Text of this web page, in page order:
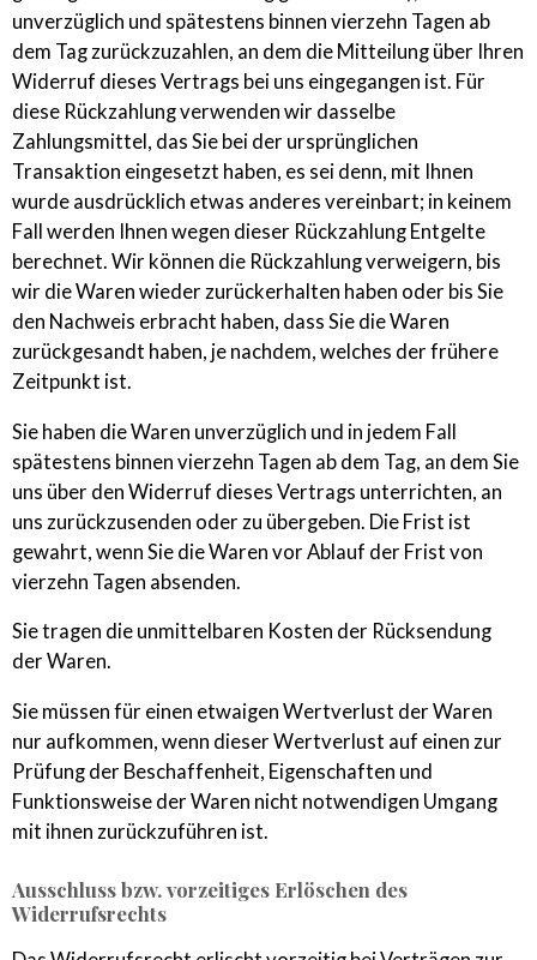
unverzüglich und spätestens binnen vierzehn Tagen ab
dem Tag zurückzuzahlen, an dem die Mitteilung über Ihren
Widerruf dieses Vertrags bei uns eingegangen ist. Für
diese Rückzahlung verwenden wir dasselbe
Zahlungsmittel, das Sie bei der ursprünglichen
Transaktion eingesetzt haben, es sei denn, mit Ihnen
wurde ausdrücklich etwas anderes vereinbart; in keinem
Fall werden Ihnen wegen dieser Rückzahlung Entgelte
berechnet. Wir können die Rückzahlung verweigern, bis
wir die Waren wieder zurückerhalten haben oder bis Sie
den Nachweis erbracht haben, dass Sie die Waren
zurückgesandt haben, je nachdem, welches der frühere
Zeitpunkt ist.
Sie haben die Waren unverzüglich und in jedem Fall
spätestens binnen vierzehn Tagen ab dem Tag, an dem Sie
uns über den Widerruf dieses Vertrags unterrichten, an
uns zurückzusenden oder zu übergeben. Die Frist ist
gewahrt, wenn Sie die Waren vor Ablauf der Frist von
vierzehn Tagen absenden.
Sie tragen die unmittelbaren Kosten der Rücksendung
der Waren.
Sie müssen für einen etwaigen Wertverlust der Waren
nur aufkommen, wenn dieser Wertverlust auf einen zur
Prüfung der Beschaffenheit, Eigenschaften und
Funktionsweise der Waren nicht notwendigen Umgang
mit ihnen zurückzuführen ist.
Ausschluss bzw. vorzeitiges Erlöschen des
Widerrufsrechts